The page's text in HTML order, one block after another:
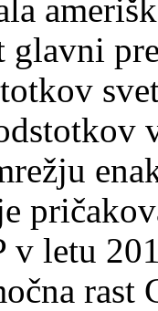
v letu